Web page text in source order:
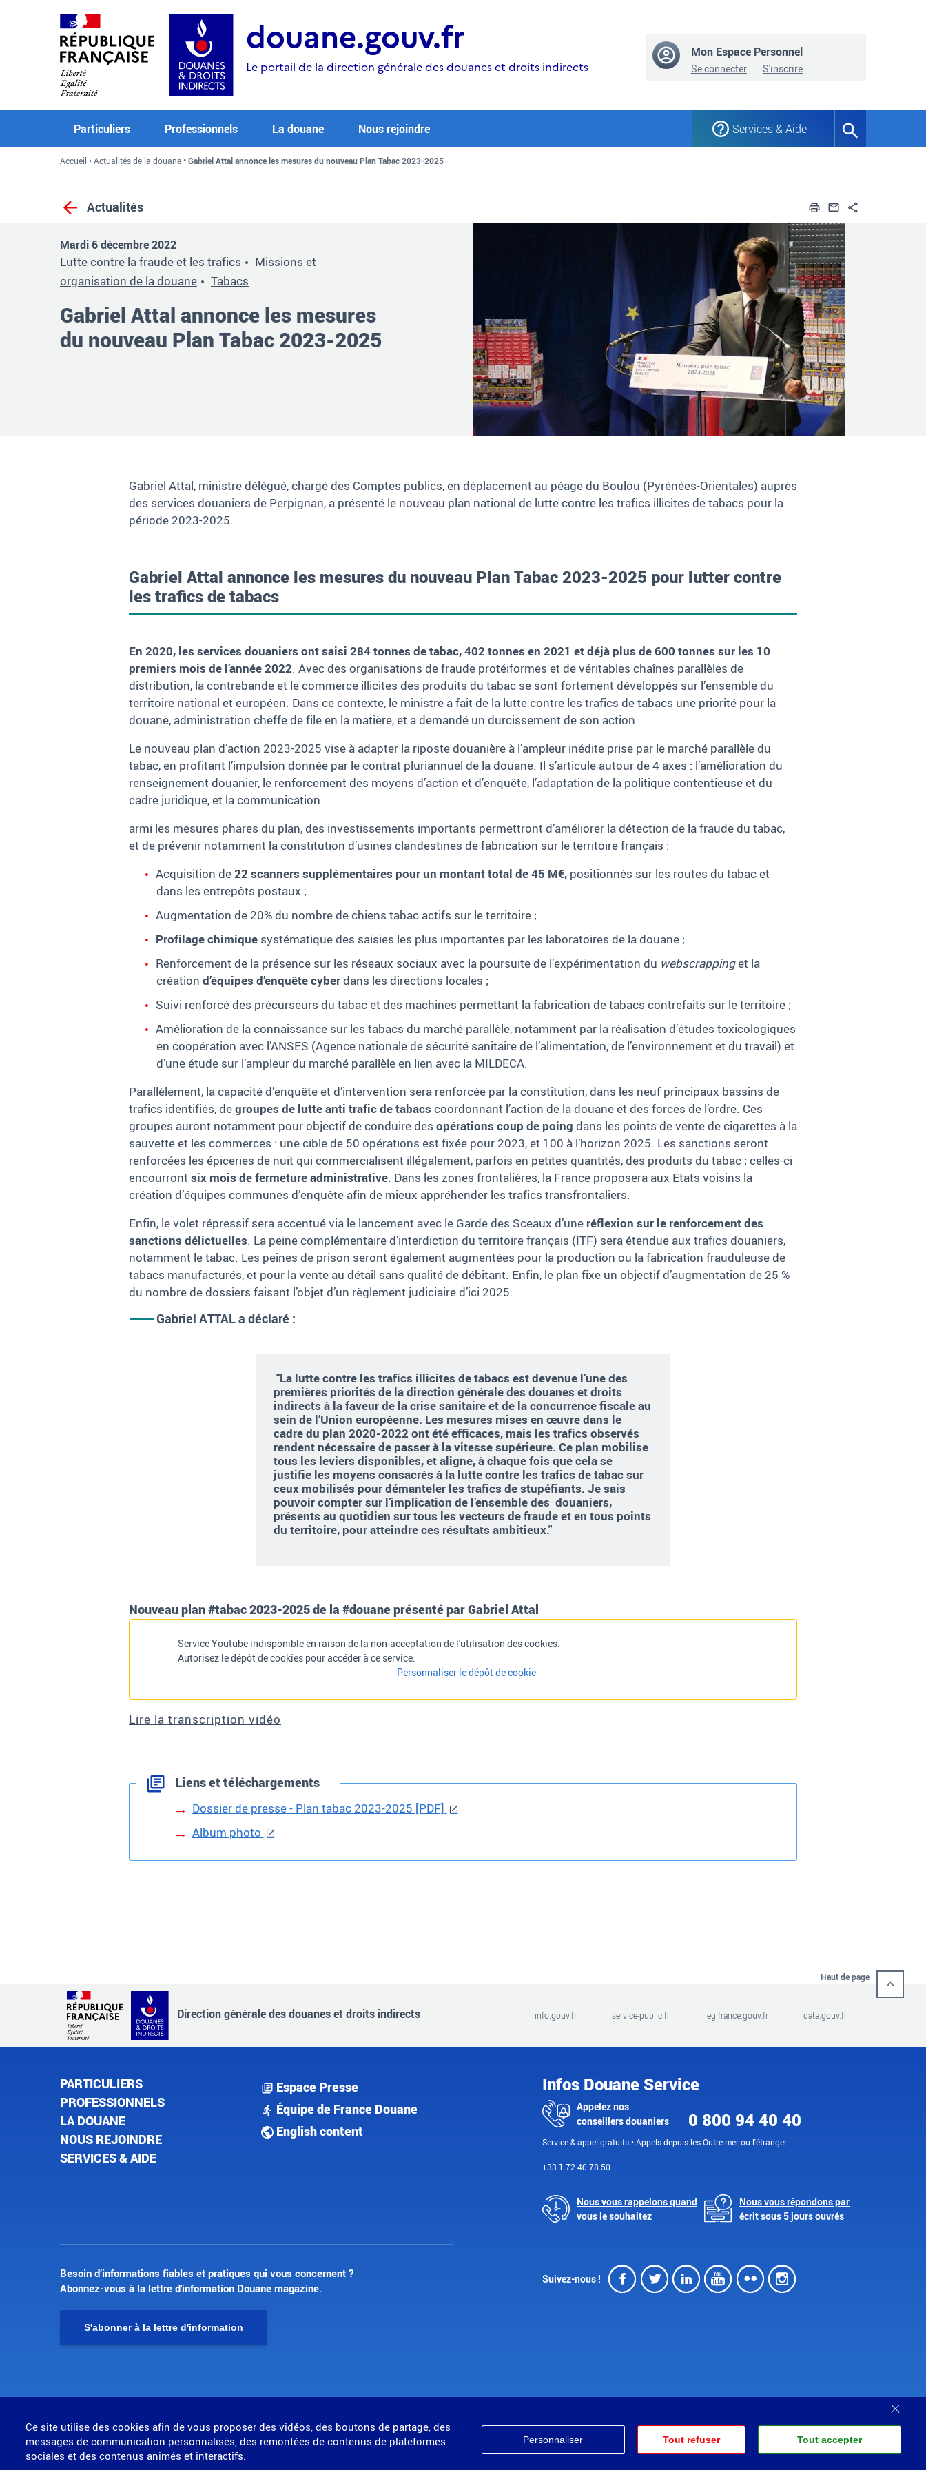
Ce site utilise des cookies afin de vous proposer des vidéos, des boutons de partage, des
messages de communication personnalisés, des remontées de contenus de plateformes
sociales et des contenus animés et interactifs.
Personnaliser Tout refuser Tout accepter
douane.gouv.fr
Le portail de la direction générale des douanes et droits indirects
Mon Espace Personnel
Se connecter S'inscrire
Particuliers Professionnels La douane Nous rejoindre Services & Aide
Formulaire
Accueil Actualités de la douane Gabriel Attal annonce les mesures du nouveau Plan Tabac 2023-2025
Actualités ImprimerEnvoyer par
Mardi 6 décembre 2022
Lutte contre la fraude et les trafics
Missions et
organisation de la douane
Tabacs
Gabriel Attal annonce les mesures
du nouveau Plan Tabac 2023-2025
Gabriel Attal, ministre délégué, chargé des Comptes publics, en déplacement au péage du Boulou (Pyrénées-Orientales) auprès
des services douaniers de Perpignan, a présenté le nouveau plan national de lutte contre les trafics illicites de tabacs pour la
période 2023-2025.
Gabriel Attal annonce les mesures du nouveau Plan Tabac 2023-2025 pour lutter contre
les trafics de tabacs
En 2020, les services douaniers ont saisi 284 tonnes de tabac, 402 tonnes en 2021 et déjà plus de 600 tonnes sur les 10
premiers mois de l’année 2022. Avec des organisations de fraude protéiformes et de véritables chaînes parallèles de
distribution, la contrebande et le commerce illicites des produits du tabac se sont fortement développés sur l’ensemble du
territoire national et européen. Dans ce contexte, le ministre a fait de la lutte contre les trafics de tabacs une priorité pour la
douane, administration cheffe de file en la matière, et a demandé un durcissement de son action.
Le nouveau plan d’action 2023-2025 vise à adapter la riposte douanière à l’ampleur inédite prise par le marché parallèle du
tabac, en profitant l’impulsion donnée par le contrat pluriannuel de la douane. Il s’articule autour de 4 axes : l’amélioration du
renseignement douanier, le renforcement des moyens d’action et d’enquête, l’adaptation de la politique contentieuse et du
cadre juridique, et la communication.
armi les mesures phares du plan, des investissements importants permettront d’améliorer la détection de la fraude du tabac,
et de prévenir notamment la constitution d’usines clandestines de fabrication sur le territoire français :
Acquisition de22 scanners supplémentaires pour un montant total de 45 M€, positionnés sur les routes du tabac et
dans les entrepôts postaux ;
Augmentation de 20% du nombre de chiens tabac actifs sur le territoire ;
Profilage chimique systématique des saisies les plus importantes par les laboratoires de la douane ;
Renforcement de la présence sur les réseaux sociaux avec la poursuite de l’expérimentation du webscrappinget la
création d’équipes d’enquête cyberdans les directions locales ;
Suivi renforcé des précurseurs du tabac et des machines permettant la fabrication de tabacs contrefaits sur le territoire ;
Amélioration de la connaissance sur les tabacs du marché parallèle, notamment par la réalisation d’études toxicologiques
en coopération avec l’ANSES (Agence nationale de sécurité sanitaire de l’alimentation, de l’environnement et du travail) et
d’une étude sur l’ampleur du marché parallèle en lien avec la MILDECA.
Parallèlement, la capacité d’enquête et d’intervention sera renforcée par la constitution, dans les neuf principaux bassins de
trafics identifiés, degroupes de lutte anti trafic de tabacs coordonnant l’action de la douane et des forces de l’ordre. Ces
groupes auront notamment pour objectif de conduire des opérations coup de poing dans les points de vente de cigarettes à la
sauvette et les commerces : une cible de 50 opérations est fixée pour 2023, et 100 à l’horizon 2025. Les sanctions seront
renforcées les épiceries de nuit qui commercialisent illégalement, parfois en petites quantités, des produits du tabac ; celles-ci
encourront six mois de fermeture administrative. Dans les zones frontalières, la France proposera aux Etats voisins la
création d’équipes communes d’enquête afin de mieux appréhender les trafics transfrontaliers.
Enfin, le volet répressif sera accentué via le lancement avec le Garde des Sceaux d’une réflexion sur le renforcement des
sanctions délictuelles. La peine complémentaire d’interdiction du territoire français (ITF) sera étendue aux trafics douaniers,
notamment le tabac. Les peines de prison seront également augmentées pour la production ou la fabrication frauduleuse de
tabacs manufacturés, et pour la vente au détail sans qualité de débitant. Enfin, le plan fixe un objectif d’augmentation de 25 %
du nombre de dossiers faisant l’objet d’un règlement judiciaire d’ici 2025.
Gabriel ATTAL a déclaré :
"La lutte contre les trafics illicites de tabacs est devenue l’une des
premières priorités de la direction générale des douanes et droits
indirects à la faveur de la crise sanitaire et de la concurrence fiscale au
sein de l’Union européenne. Les mesures mises en œuvre dans le
cadre du plan 2020-2022 ont été efficaces, mais les trafics observés
rendent nécessaire de passer à la vitesse supérieure. Ce plan mobilise
tous les leviers disponibles, et aligne, à chaque fois que cela se
justifie les moyens consacrés à la lutte contre les trafics de tabac sur
ceux mobilisés pour démanteler les trafics de stupéfiants. Je sais
pouvoir compter sur l’implication de l’ensemble des douaniers,
présents au quotidien sur tous les vecteurs de fraude et en tous points
du territoire, pour atteindre ces résultats ambitieux."
Nouveau plan #tabac 2023-2025 de la #douane présenté par Gabriel Attal
Service Youtube indisponible en raison de la non-acceptation de l'utilisation des cookies.
Autorisez le dépôt de cookies pour accéder à ce service.
Personnaliser le dépôt de cookie
Lire la transcription vidéo
Liens et téléchargements
Dossier de presse - Plan tabac 2023-2025 [PDF]
Album photo
Haut de page
Direction générale des douanes et droits indirects info.gouv.fr service-public.fr legifrance.gouv.fr data.gouv.fr
PARTICULIERS
PROFESSIONNELS
LA DOUANE
NOUS REJOINDRE
SERVICES & AIDE
Espace Presse
Équipe de France Douane
English content
Infos Douane Service
Appelez nos
conseillers douaniers
0 800 94 40 40
Service & appel gratuits • Appels depuis les Outre-mer ou l'étranger :
+33 1 72 40 78 50.
Nous vous rappelons quand
vous le souhaitez
Nous vous répondons par
écrit sous 5 jours ouvrés
Besoin d’informations fiables et pratiques qui vous concernent ?
Abonnez-vous à la lettre d'information Douane magazine.
S'abonner à la lettre d'information
Suivez-nous ! Facebook
Twitter
LinkedIn
Youtube
FlickrInstagram
MENU
Mentions légales Données personnelles Gestion des cookies Accessibilité : partiellement conforme